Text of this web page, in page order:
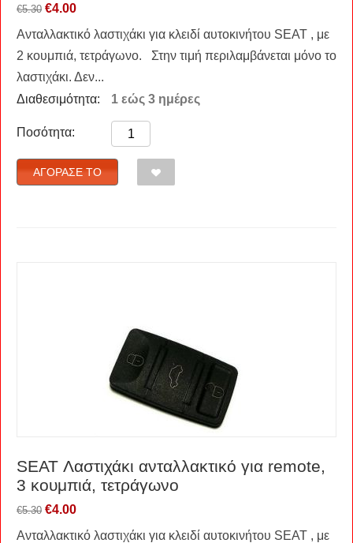
€5.30 €4.00
Ανταλλακτικό λαστιχάκι για κλειδί αυτοκινήτου SEAT , με
2 κουμπιά, τετράγωνο. Στην τιμή περιλαμβάνεται μόνο το
λαστιχάκι. Δεν...
Διαθεσιμότητα:
1 εώς 3 ημέρες
Ποσότητα:
ΑΓΌΡΑΣΈ ΤΟ
SEAT Λαστιχάκι ανταλλακτικό για remote,
3 κουμπιά, τετράγωνο
€5.30 €4.00
Ανταλλακτικό λαστιχάκι για κλειδί αυτοκινήτου SEAT , με